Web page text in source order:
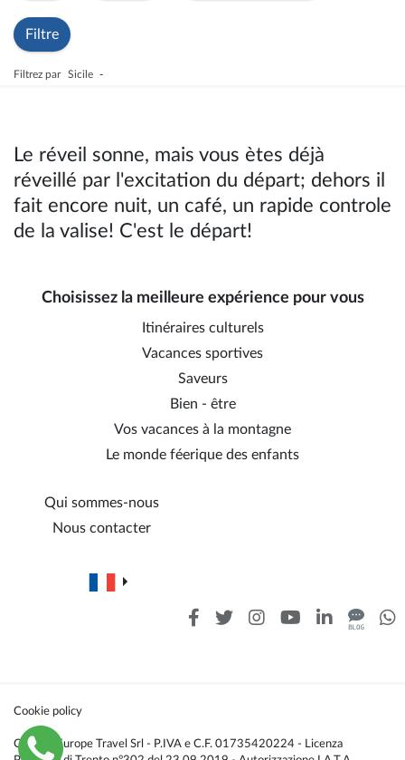
Filtre
Filtrez par Sicile -
Le réveil sonne, mais vous ètes déjà
réveillé par l'excitation du départ; dehors il
fait encore nuit, un café, un rapide controle
de la valise! C'est le départ!
Choisissez la meilleure expérience pour vous
Itinéraires culturels
Vacances sportives
Saveurs
Bien - être
Vos vacances à la montagne
Le monde féerique des enfants
Qui sommes-nous
Nous contacter
Cookie policy
Caldana Europe Travel Srl - P.IVA e C.F. 01735420224 - Licenza